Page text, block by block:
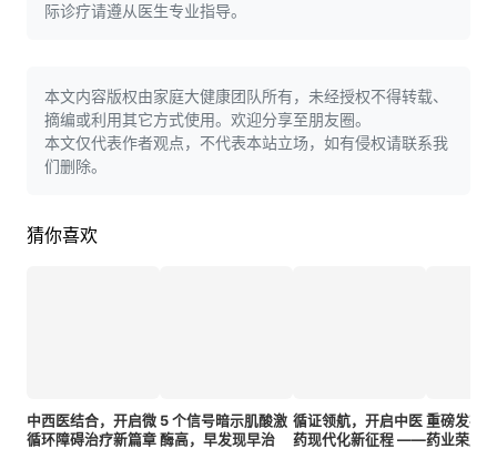
际诊疗请遵从医生专业指导。
本文内容版权由家庭大健康团队所有，未经授权不得转载、
摘编或利用其它方式使用。欢迎分享至朋友圈。
本文仅代表作者观点，不代表本站立场，如有侵权请联系我
们删除。
猜你喜欢
中西医结合，开启微
循环障碍治疗新篇章
5 个信号暗示肌酸激
酶高，早发现早治
循证领航，开启中医
药现代化新征程 ——
重磅发布
药业荣膺“